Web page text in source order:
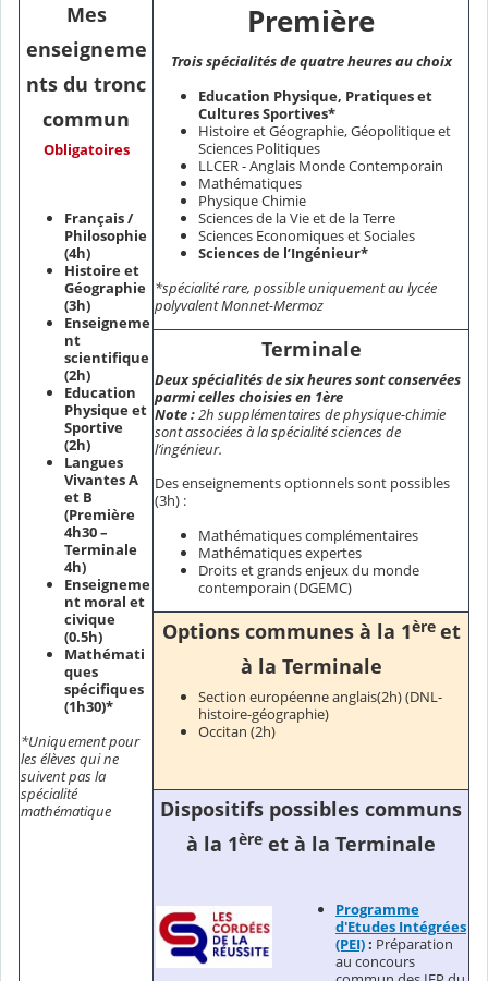
Mes
enseigneme
nts du tronc
commun
Obligatoires
Français /
Philosophie
(4h)
Histoire et
Géographie
(3h)
Enseigneme
nt
scientifique
(2h)
Education
Physique et
Sportive
(2h)
Langues
Vivantes A
et B
(Première
4h30 –
Terminale
4h)
Enseigneme
nt moral et
civique
(0.5h)
Mathémati
ques
spécifiques
(1h30)*
*Uniquement pour
les élèves qui ne
suivent pas la
spécialité
mathématique
Première
Trois spécialités de quatre heures au choix
Education Physique, Pratiques et
Cultures Sportives*
Histoire et Géographie, Géopolitique et
Sciences Politiques
LLCER - Anglais Monde Contemporain
Mathématiques
Physique Chimie
Sciences de la Vie et de la Terre
Sciences Economiques et Sociales
Sciences de l’Ingénieur*
*spécialité rare, possible uniquement au lycée
polyvalent Monnet-Mermoz
Terminale
Deux spécialités de six heures sont conservées
parmi celles choisies en 1ère
Note :2h supplémentaires de physique-chimie
sont associées à la spécialité sciences de
l’ingénieur.
Des enseignements optionnels sont possibles
(3h) :
Mathématiques complémentaires
Mathématiques expertes
Droits et grands enjeux du monde
contemporain (DGEMC)
Options communes à la 1ère et
à la Terminale
Section européenne anglais(2h) (DNL-
histoire-géographie)
Occitan (2h)
Dispositifs possibles communs
à la 1ère et à la Terminale
Programme
d'Etudes Intégrées
(PEI): Préparation
au concours